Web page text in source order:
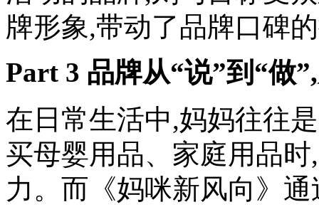
牌形象,带动了品牌口碑
Part 3 品牌从“说”到“做
在日常生活中,妈妈往往
买母婴用品、家庭用品
力。而《妈咪新风向》